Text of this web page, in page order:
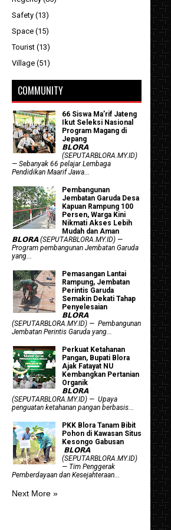
Safety (13)
Space (15)
Tourist (13)
Village (51)
COMMUNITY
66 Siswa Ma’rif Jateng
Ikut Seleksi Nasional
Program Magang di
Jepang
𝗕𝗟𝗢𝗥𝗔
(SEPUTARBLORA.MY.ID)
— Sebanyak 66 pelajar Lembaga
Pendidikan Maarif Jawa...
Pembangunan
Jembatan Garuda Desa
Kapuan Rampung 100
Persen, Warga Kini
Nikmati Akses Lebih
Mudah dan Aman
𝗕𝗟𝗢𝗥𝗔 (SEPUTARBLORA.MY.ID) —
Program pembangunan Jembatan Garuda
yang...
Pemasangan Lantai
Rampung, Jembatan
Perintis Garuda
Semakin Dekati Tahap
Penyelesaian
𝗕𝗟𝗢𝗥𝗔
(SEPUTARBLORA.MY.ID) — Pembangunan
Jembatan Perintis Garuda yang...
​Perkuat Ketahanan
Pangan, Bupati Blora
Ajak Fatayat NU
Kembangkan Pertanian
Organik
𝗕𝗟𝗢𝗥𝗔
(SEPUTARBLORA.MY.ID) — Upaya
penguatan ketahanan pangan berbasis...
PKK Blora Tanam Bibit
Pohon di Kawasan Situs
Kesongo Gabusan
‎ 𝗕𝗟𝗢𝗥𝗔
(SEPUTARBLORA.MY.ID)
— Tim Penggerak
Pemberdayaan dan Kesejahteraan...
Next More »